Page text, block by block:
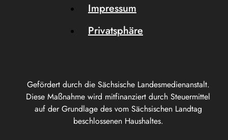
Gefördert durch die Sächsische Landesmedienanstalt.
Diese Maßnahme wird mitfinanziert durch Steuermittel
auf der Grundlage des vom Sächsischen Landtag
beschlossenen Haushaltes.
Impressum
Privatsphäre